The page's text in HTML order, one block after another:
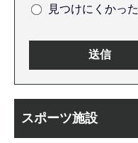
見つけにくかった
文スポーツ施設